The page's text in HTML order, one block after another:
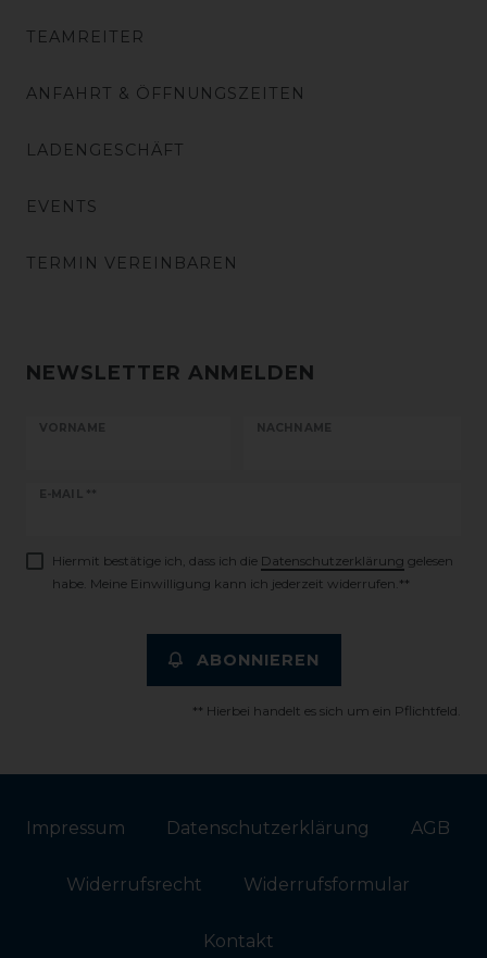
TEAMREITER
ANFAHRT & ÖFFNUNGSZEITEN
LADENGESCHÄFT
EVENTS
TERMIN VEREINBAREN
NEWSLETTER ANMELDEN
VORNAME NACHNAME
E-MAIL **
Newsletter
Hiermit bestätige ich, dass ich die Daten­schutz­erklärung gelesen
habe. Meine Einwilligung kann ich jederzeit widerrufen.**
ABONNIEREN
** Hierbei handelt es sich um ein Pflichtfeld.
Impressum Daten­schutz­erklärung AGB
Widerrufs­recht Widerrufs­formular
Kontakt